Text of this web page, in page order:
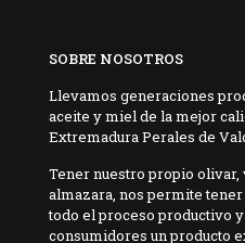
SOBRE NOSOTROS
Llevamos generaciones
aceite y miel de la mejor
Extremadura Perales de
Tener nuestro propio olivar,
almazara, nos permite
todo el proceso productivo
consumidores un producto